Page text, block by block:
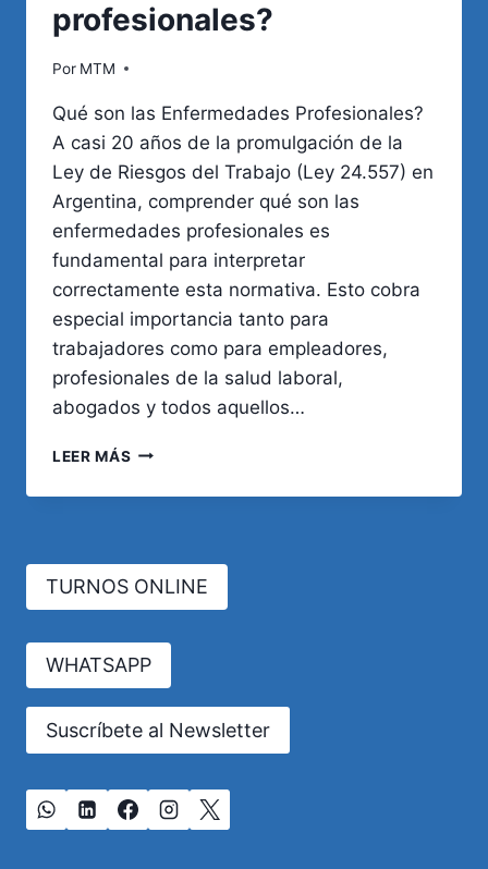
profesionales?
Por MTM
Qué son las Enfermedades Profesionales?
A casi 20 años de la promulgación de la
Ley de Riesgos del Trabajo (Ley 24.557) en
Argentina, comprender qué son las
enfermedades profesionales es
fundamental para interpretar
correctamente esta normativa. Esto cobra
especial importancia tanto para
trabajadores como para empleadores,
profesionales de la salud laboral,
abogados y todos aquellos…
LEER MÁS QUÉ
LAS
TURNOS ONLINE
WHATSAPP
Suscríbete al Newsletter